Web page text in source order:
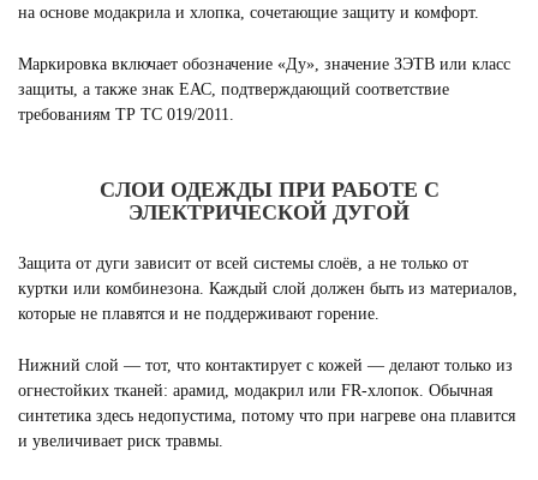
на основе модакрила и хлопка, сочетающие защиту и комфорт.
Маркировка включает обозначение «Ду», значение ЗЭТВ или класс
защиты, а также знак ЕАС, подтверждающий соответствие
требованиям ТР ТС 019/2011.
СЛОИ ОДЕЖДЫ ПРИ РАБОТЕ С
ЭЛЕКТРИЧЕСКОЙ ДУГОЙ
Защита от дуги зависит от всей системы слоёв, а не только от
куртки или комбинезона. Каждый слой должен быть из материалов,
которые не плавятся и не поддерживают горение.
Нижний слой — тот, что контактирует с кожей — делают только из
огнестойких тканей: арамид, модакрил или FR-хлопок. Обычная
синтетика здесь недопустима, потому что при нагреве она плавится
и увеличивает риск травмы.